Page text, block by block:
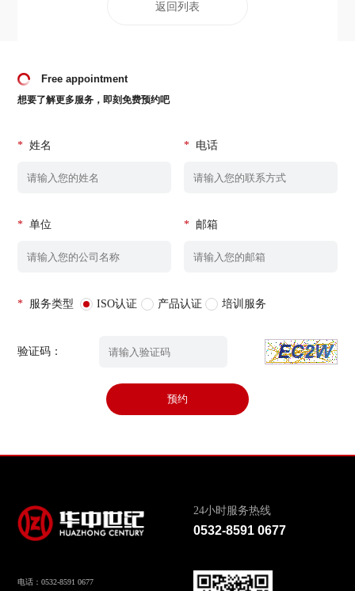
返回列表
Free appointment
想要了解更多服务，即刻免费预约吧
* 姓名 * 电话
* 单位 * 邮箱
* 服务类型 ISO认证 产品认证 培训服务
验证码：
预约
24小时服务热线
0532-8591 0677
电话：0532-8591 0677